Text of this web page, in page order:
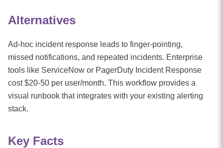
Alternatives
Ad-hoc incident response leads to finger-pointing,
missed notifications, and repeated incidents. Enterprise
tools like ServiceNow or PagerDuty Incident Response
cost $20-50 per user/month. This workflow provides a
visual runbook that integrates with your existing alerting
stack.
Key Facts